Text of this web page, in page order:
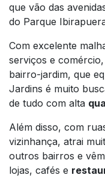
que vão das
do Parque
Com excelente
serviços e
bairro-jardim, que
Jardins é muito
de tudo com alta
Além disso, com
vizinhança, atrai
outros bairros e
lojas, cafés e